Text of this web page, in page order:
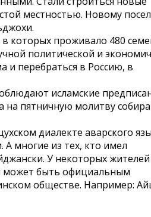
местностью. Новому
которых проживало 480
политической и
и перебраться в Россию, в
исламские
на пятничную молитву
диалекте аварского
А многие из тех, кто имел
У некоторых жителей
может быть официальным
обществе. Например: